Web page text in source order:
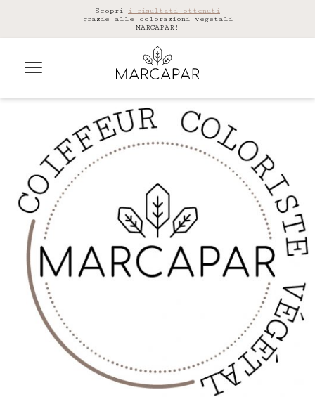
Scopri i risultati ottenuti
grazie alle colorazioni vegetali
MARCAPAR!